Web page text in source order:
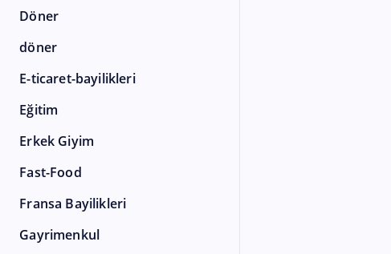
Döner
döner
E-ticaret-bayilikleri
Eğitim
Erkek Giyim
Fast-Food
Fransa Bayilikleri
Gayrimenkul